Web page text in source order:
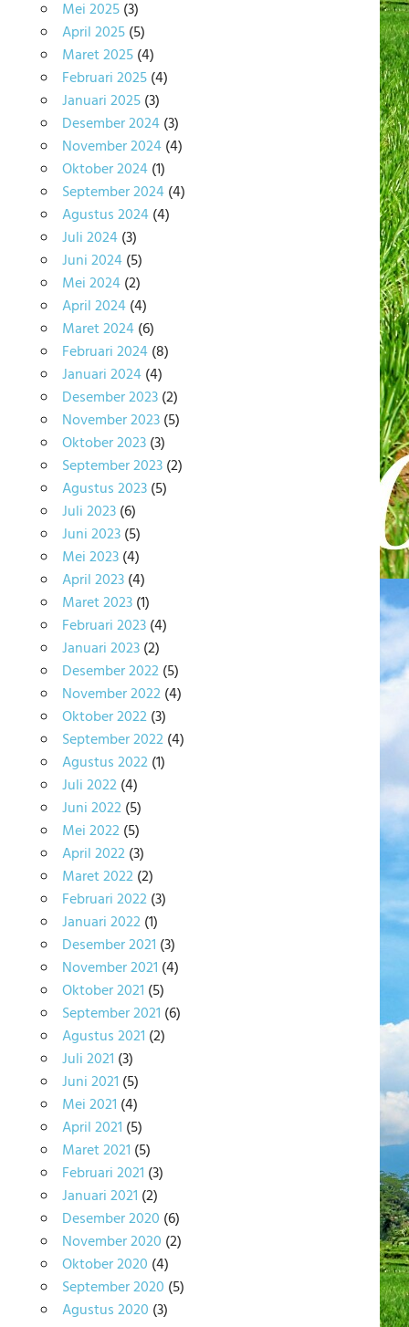
Mei 2025(3)
April 2025(5)
Maret 2025(4)
Februari 2025(4)
Januari 2025(3)
Desember 2024(3)
November 2024(4)
Oktober 2024(1)
September 2024(4)
Agustus 2024(4)
Juli 2024(3)
Juni 2024(5)
Mei 2024(2)
April 2024(4)
Maret 2024(6)
Februari 2024(8)
Januari 2024(4)
Desember 2023(2)
November 2023(5)
Oktober 2023(3)
September 2023(2)
Agustus 2023(5)
Juli 2023(6)
Juni 2023(5)
Mei 2023(4)
April 2023(4)
Maret 2023(1)
Februari 2023(4)
Januari 2023(2)
Desember 2022(5)
November 2022(4)
Oktober 2022(3)
September 2022(4)
Agustus 2022(1)
Juli 2022(4)
Juni 2022(5)
Mei 2022(5)
April 2022(3)
Maret 2022(2)
Februari 2022(3)
Januari 2022(1)
Desember 2021 (3)
November 2021 (4)
Oktober 2021 (5)
September 2021 (6)
Agustus 2021 (2)
Juli 2021 (3)
Juni 2021 (5)
Mei 2021 (4)
April 2021 (5)
Maret 2021 (5)
Februari 2021 (3)
Januari 2021 (2)
Desember 2020 (6)
November 2020 (2)
Oktober 2020 (4)
September 2020 (5)
Agustus 2020 (3)